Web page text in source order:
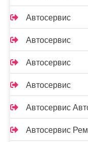
Автосервис
Автосервис
Автосервис
Автосервис
Автосервис
Автосервис